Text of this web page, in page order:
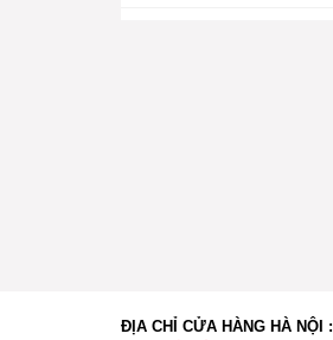
ĐỊA CHỈ CỬA HÀNG HÀ NỘI :